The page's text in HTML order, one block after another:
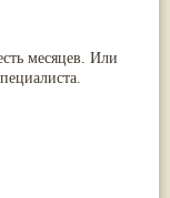
месяцев. Или